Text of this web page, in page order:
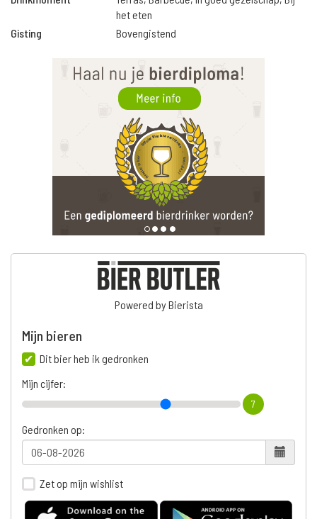
het eten
Gisting
Bovengistend
Powered by Bierista
Mijn bieren
Dit bier heb ik gedronken
Mijn cijfer:
7
Gedronken op:
Zet op mijn wishlist